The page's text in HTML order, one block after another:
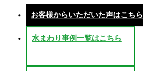
お客様からいただいた声はこちら
水まわり事例一覧はこちら